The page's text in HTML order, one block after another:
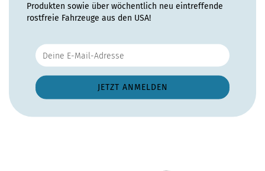
Produkten sowie über wöchentlich neu eintreffende
rostfreie Fahrzeuge aus den USA!